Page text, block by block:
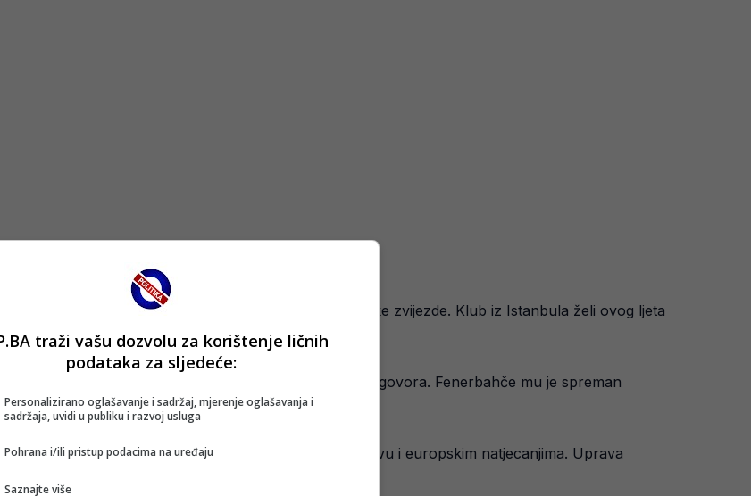
ozbiljno zainteresiran za dovođenje egipatske zvijezde. Klub iz Istanbula želi ovog ljeta
pojačanje za napad.
a Salah je dao zeleno svjetlo za nastavak pregovora. Fenerbahče mu je spreman
eura po sezoni.
dodatno podigao ambicije kluba u domaćem prvenstvu i europskim natjecanjima. Uprava
odmah napraviti razliku na terenu.
traži vašu dozvolu za korištenje ličnih
podataka za sljedeće:
Personalizirano oglašavanje i sadržaj, mjerenje oglašavanja i
sadržaja, uvidi u publiku i razvoj usluga
Pohrana i/ili pristup podacima na uređaju
Saznajte više